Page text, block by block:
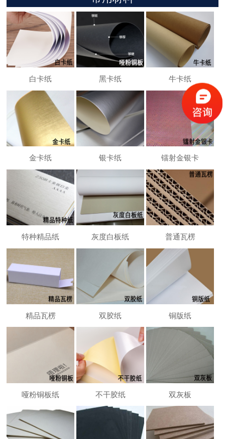
白卡纸 黑卡纸 牛卡纸
金卡纸 银卡纸 镭射金银卡
特种精品纸 灰度白板纸 普通瓦楞
精品瓦楞 双胶纸 铜版纸
哑粉铜板纸 不干胶纸 双灰板